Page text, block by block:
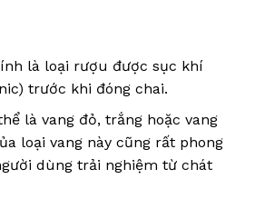
là loại rượu được sục khí
trước khi đóng chai.
là vang đỏ, trắng hoặc vang
loại vang này cũng rất phong
dùng trải nghiệm từ chát